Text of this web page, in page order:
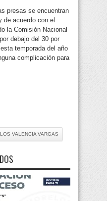
presas se encuentran
de acuerdo con el
la Comisión Nacional
debajo del 30 por
temporada del año
complicación para
VALENCIA VARGAS